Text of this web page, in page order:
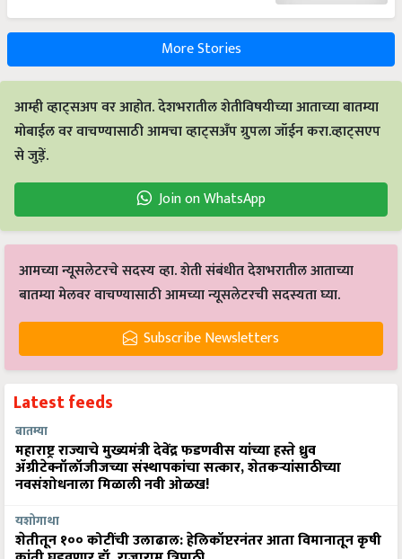
More Stories
आम्ही व्हाट्सअप वर आहोत. देशभरातील शेतीविषयीच्या आताच्या बातम्या
मोबाईल वर वाचण्यासाठी आमचा व्हाट्सअँप ग्रुपला जॉईन करा.व्हाट्सएप
से जुड़ें.
Join on WhatsApp
आमच्या न्यूसलेटरचे सदस्य व्हा. शेती संबंधीत देशभरातील आताच्या
बातम्या मेलवर वाचण्यासाठी आमच्या न्यूसलेटरची सदस्यता घ्या.
Subscribe Newsletters
Latest feeds
बातम्या
महाराष्ट्र राज्याचे मुख्यमंत्री देवेंद्र फडणवीस यांच्या हस्ते ध्रुव
ॲग्रीटेक्नॉलॉजीजच्या संस्थापकांचा सत्कार, शेतकऱ्यांसाठीच्या
नवसंशोधनाला मिळाली नवी ओळख!
यशोगाथा
शेतीतून १०० कोटींची उलाढाल: हेलिकॉप्टरनंतर आता विमानातून कृषी